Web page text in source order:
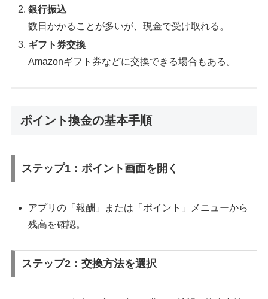
銀行振込
数日かかることが多いが、現金で受け取れる。
ギフト券交換
Amazonギフト券などに交換できる場合もある。
ポイント換金の基本手順
ステップ1：ポイント画面を開く
アプリの「報酬」または「ポイント」メニューから
残高を確認。
ステップ2：交換方法を選択